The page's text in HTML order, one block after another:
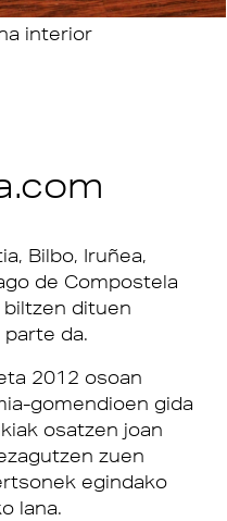
Bilbo, Iruñea,
de Compostela
biltzen dituen
da.
2012 osoan
gomendioen gida
osatzen joan
zuen
egindako
lana.